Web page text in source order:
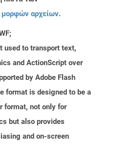
μορφών αρχείων.
used to transport text,
and ActionScript over
by Adobe Flash
format is designed to be a
format, not only for
but also provides
and on-screen